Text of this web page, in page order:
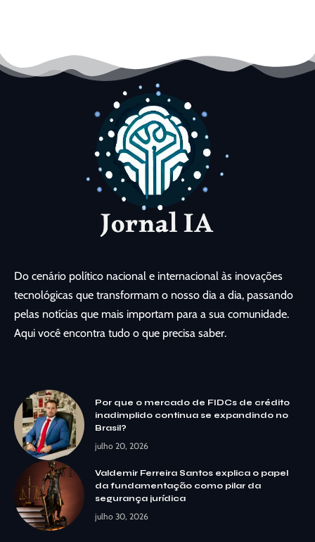
Do cenário político nacional e internacional às inovações
tecnológicas que transformam o nosso dia a dia, passando
pelas notícias que mais importam para a sua comunidade.
Aqui você encontra tudo o que precisa saber.
Por que o mercado de FIDCs de crédito
inadimplido continua se expandindo no
Brasil?
julho 20, 2026
Valdemir Ferreira Santos explica o papel
da fundamentação como pilar da
segurança jurídica
julho 30, 2026